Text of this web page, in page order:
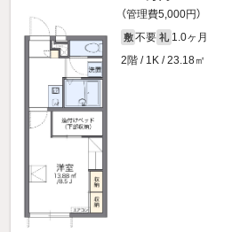
（管理費5,000円）
敷 不要 礼 1.0ヶ月
2階 / 1K / 23.18㎡